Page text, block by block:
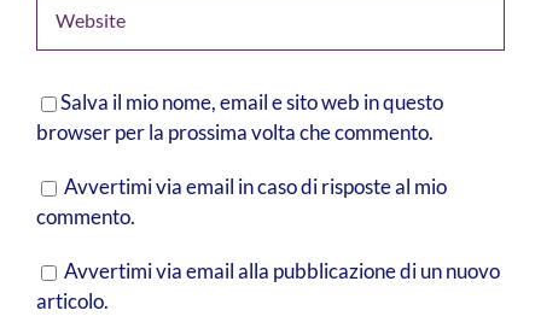
Salva il mio nome, email e sito web in questo
browser per la prossima volta che commento.
Avvertimi via email in caso di risposte al mio
commento.
Avvertimi via email alla pubblicazione di un nuovo
articolo.